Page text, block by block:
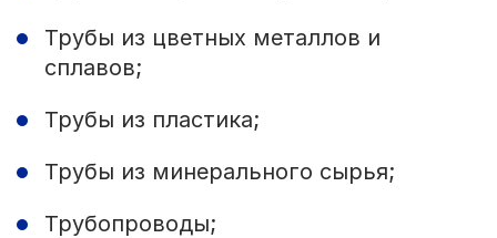
Трубы из цветных металлов и
сплавов;
Трубы из пластика;
Трубы из минерального сырья;
Трубопроводы;